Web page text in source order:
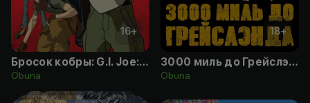
16+
Бросок кобры: G.I. Joe: Дезертиры
Obuna
18+
3000 миль до Грейслэнда
Obuna